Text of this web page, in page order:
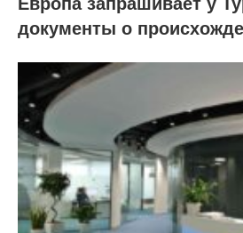
документы о